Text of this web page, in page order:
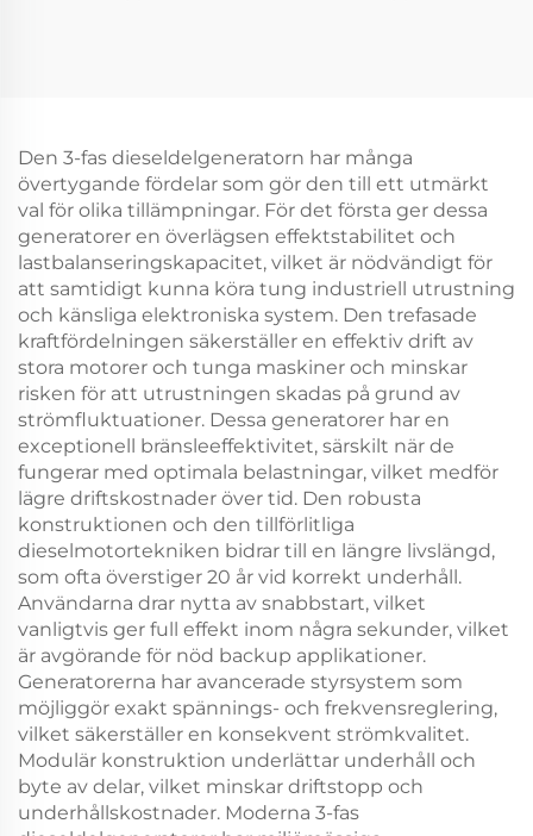
Den 3-fas dieseldelgeneratorn har många
övertygande fördelar som gör den till ett utmärkt
val för olika tillämpningar. För det första ger dessa
generatorer en överlägsen effektstabilitet och
lastbalanseringskapacitet, vilket är nödvändigt för
att samtidigt kunna köra tung industriell utrustning
och känsliga elektroniska system. Den trefasade
kraftfördelningen säkerställer en effektiv drift av
stora motorer och tunga maskiner och minskar
risken för att utrustningen skadas på grund av
strömfluktuationer. Dessa generatorer har en
exceptionell bränsleeffektivitet, särskilt när de
fungerar med optimala belastningar, vilket medför
lägre driftskostnader över tid. Den robusta
konstruktionen och den tillförlitliga
dieselmotortekniken bidrar till en längre livslängd,
som ofta överstiger 20 år vid korrekt underhåll.
Användarna drar nytta av snabbstart, vilket
vanligtvis ger full effekt inom några sekunder, vilket
är avgörande för nöd backup applikationer.
Generatorerna har avancerade styrsystem som
möjliggör exakt spännings- och frekvensreglering,
vilket säkerställer en konsekvent strömkvalitet.
Modulär konstruktion underlättar underhåll och
byte av delar, vilket minskar driftstopp och
underhållskostnader. Moderna 3-fas